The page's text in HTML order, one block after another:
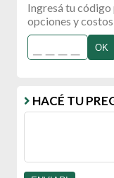
Ingresá tu código
opciones y
OK
HACÉ TU